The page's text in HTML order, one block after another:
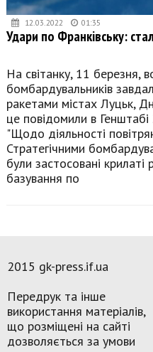
12.03.2022 01:35
Удари по Франківську:
На світанку, 11 березня,
бомбардувальників
ракетами містах Луцьк,
це повідомили в
"Щодо діяльності
Стратегічними
були застосовані крилаті
базування по
2015 gk-press.if.ua
Передрук та інше
використання матеріалів,
що розміщені на сайті
дозволяється за умови